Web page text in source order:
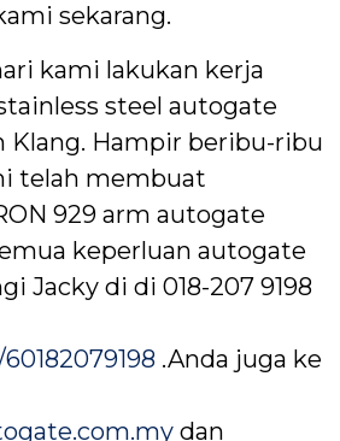
sekarang.
kami lakukan kerja
steel autogate
Klang. Hampir beribu-ribu
telah membuat
929 arm autogate
keperluan autogate
Jacky di di 018-207 9198
.Anda juga ke
dan